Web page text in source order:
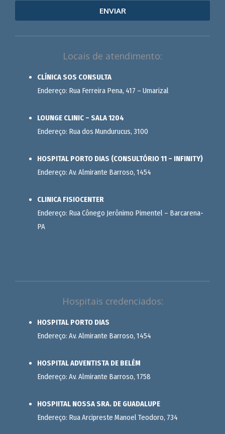
ENVIAR
Locais de atendimento:
CLÍNICA SOS CONSULTA
Endereço: Rua Ferreira Pena, 417 – Umarizal
LOUNGE CLINIC – SALA 1204
Endereço: Rua dos Mundurucus, 3100
HOSPITAL PORTO DIAS (CONSULTÓRIO 11 – INFINITY)
Endereço: Av. Almirante Barroso, 1454
CLINICA FISIOCENTER
Endereço: Rua Cônego Jerônimo Pimentel – Barcarena-
PA
Hospitais credenciados:
HOSPITAL PORTO DIAS
Endereço: Av. Almirante Barroso, 1454
HOSPITAL ADVENTISTA DE BELÉM
Endereço: Av. Almirante Barroso, 1758
HOSPIITAL NOSSA SRA. DE GUADALUPE
Endereço: Rua Arcipreste Manoel Teodoro, 734